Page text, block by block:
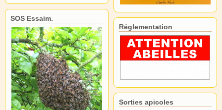
SOS Essaim.
Réglementation
Sorties apicoles